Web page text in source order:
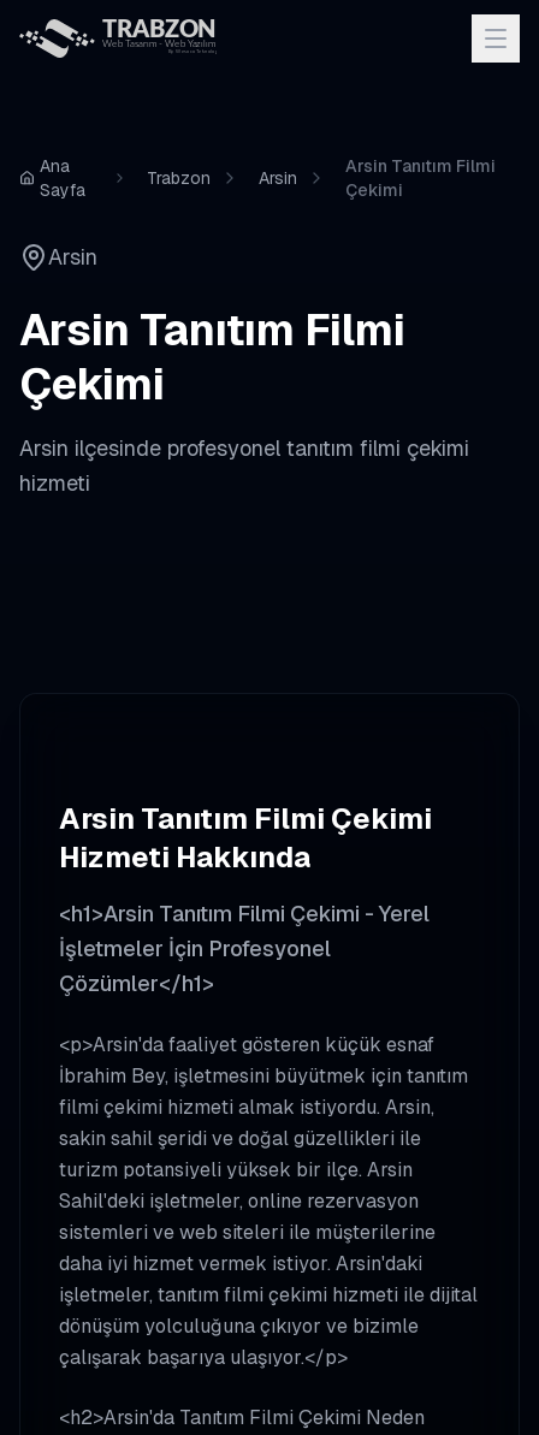
Ana
Sayfa
Trabzon Arsin
Arsin Tanıtım Filmi
Çekimi
Arsin
Arsin Tanıtım Filmi
Çekimi
Arsin ilçesinde profesyonel tanıtım filmi çekimi
hizmeti
Arsin Tanıtım Filmi Çekimi
Hizmeti Hakkında
<h1>Arsin Tanıtım Filmi Çekimi - Yerel
İşletmeler İçin Profesyonel
Çözümler</h1>
<p>Arsin'da faaliyet gösteren küçük esnaf
İbrahim Bey, işletmesini büyütmek için tanıtım
filmi çekimi hizmeti almak istiyordu. Arsin,
sakin sahil şeridi ve doğal güzellikleri ile
turizm potansiyeli yüksek bir ilçe. Arsin
Sahil'deki işletmeler, online rezervasyon
sistemleri ve web siteleri ile müşterilerine
daha iyi hizmet vermek istiyor. Arsin'daki
işletmeler, tanıtım filmi çekimi hizmeti ile dijital
dönüşüm yolculuğuna çıkıyor ve bizimle
çalışarak başarıya ulaşıyor.</p>
<h2>Arsin'da Tanıtım Filmi Çekimi Neden